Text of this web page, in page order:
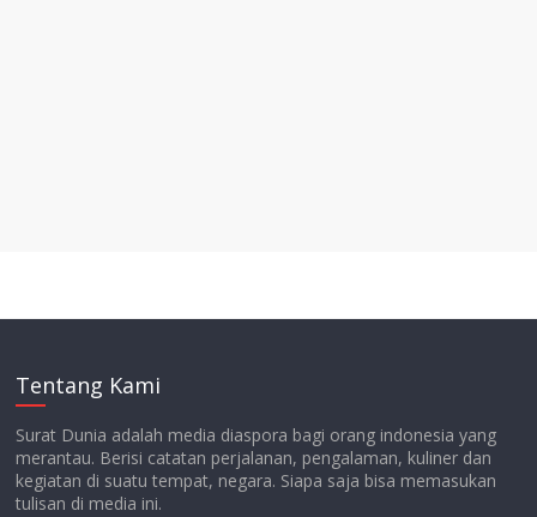
Tentang Kami
Surat Dunia adalah media diaspora bagi orang indonesia yang
merantau. Berisi catatan perjalanan, pengalaman, kuliner dan
kegiatan di suatu tempat, negara. Siapa saja bisa memasukan
tulisan di media ini.